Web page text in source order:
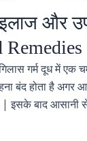
और
गर्म दूध में एक
बंद होता है अगर
| इसके बाद आसानी